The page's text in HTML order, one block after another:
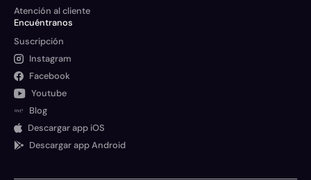
Atención al cliente
Encuéntranos
Suscripción
Instagram
Facebook
Youtube
Blog
Descargar app iOS
Descargar app Android